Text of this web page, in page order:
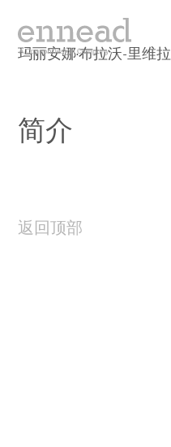
玛丽安娜·布拉沃-里维拉
简介
返回顶部